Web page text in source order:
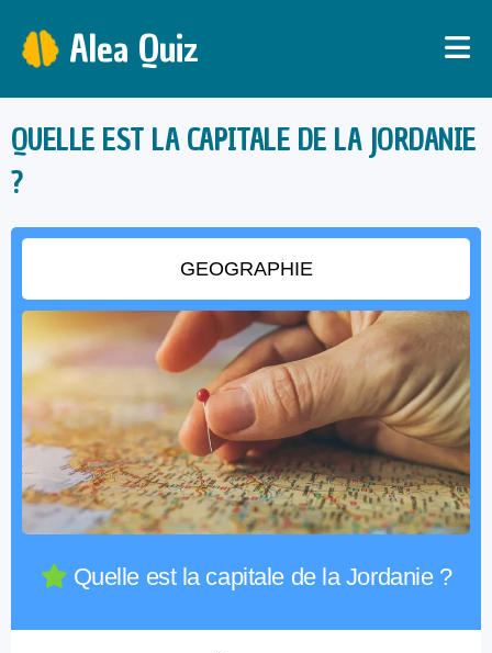
Alea Quiz
QUELLE EST LA CAPITALE DE LA JORDANIE
?
GEOGRAPHIE
Quelle est la capitale de la Jordanie ?